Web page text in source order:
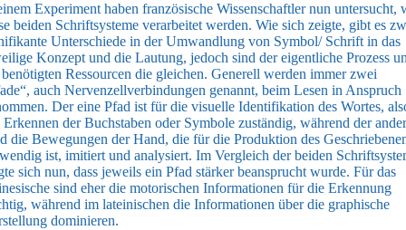
Experiment haben französische Wissenschaftler nun untersucht,
beiden Schriftsysteme verarbeitet werden. Wie sich zeigte, gibt es
Unterschiede in der Umwandlung von Symbol/ Schrift in das
Konzept und die Lautung, jedoch sind der eigentliche Prozess
Ressourcen die gleichen. Generell werden immer zwei
auch Nervenzellverbindungen genannt, beim Lesen in Anspruch
Der eine Pfad ist für die visuelle Identifikation des Wortes,
Erkennen der Buchstaben oder Symbole zuständig, während der
die Bewegungen der Hand, die für die Produktion des
ist, imitiert und analysiert. Im Vergleich der beiden
sich nun, dass jeweils ein Pfad stärker beansprucht wurde. Für das
sind eher die motorischen Informationen für die Erkennung
während im lateinischen die Informationen über die graphische
dominieren.